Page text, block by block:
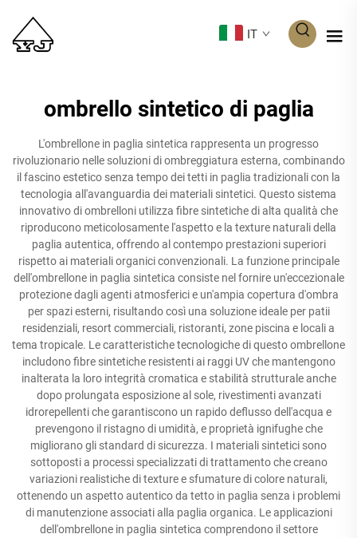
IT
ombrello sintetico di paglia
L'ombrellone in paglia sintetica rappresenta un progresso
rivoluzionario nelle soluzioni di ombreggiatura esterna, combinando
il fascino estetico senza tempo dei tetti in paglia tradizionali con la
tecnologia all'avanguardia dei materiali sintetici. Questo sistema
innovativo di ombrelloni utilizza fibre sintetiche di alta qualità che
riproducono meticolosamente l'aspetto e la texture naturali della
paglia autentica, offrendo al contempo prestazioni superiori
rispetto ai materiali organici convenzionali. La funzione principale
dell'ombrellone in paglia sintetica consiste nel fornire un'eccezionale
protezione dagli agenti atmosferici e un'ampia copertura d'ombra
per spazi esterni, risultando così una soluzione ideale per patii
residenziali, resort commerciali, ristoranti, zone piscina e locali a
tema tropicale. Le caratteristiche tecnologiche di questo ombrellone
includono fibre sintetiche resistenti ai raggi UV che mantengono
inalterata la loro integrità cromatica e stabilità strutturale anche
dopo prolungata esposizione al sole, rivestimenti avanzati
idrorepellenti che garantiscono un rapido deflusso dell'acqua e
prevengono il ristagno di umidità, e proprietà ignifughe che
migliorano gli standard di sicurezza. I materiali sintetici sono
sottoposti a processi specializzati di trattamento che creano
variazioni realistiche di texture e sfumature di colore naturali,
ottenendo un aspetto autentico da tetto in paglia senza i problemi
di manutenzione associati alla paglia organica. Le applicazioni
dell'ombrellone in paglia sintetica comprendono il settore